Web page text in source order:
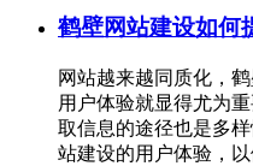
鹤壁网站建设如何
网站越来越同质化，
用户体验就显得尤为
取信息的途径也是多
站建设的用户体验，